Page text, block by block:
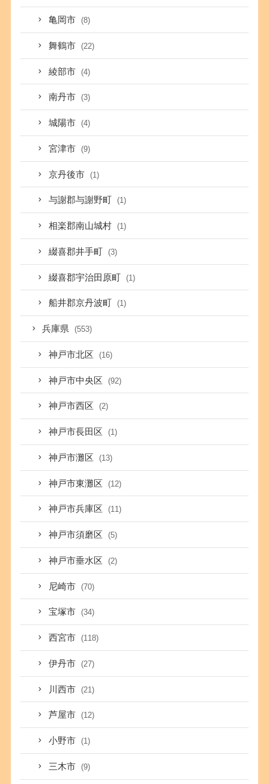
亀岡市 (8)
舞鶴市 (22)
綾部市 (4)
南丹市 (3)
城陽市 (4)
宮津市 (9)
京丹後市 (1)
与謝郡与謝野町 (1)
相楽郡南山城村 (1)
綴喜郡井手町 (3)
綴喜郡宇治田原町 (1)
船井郡京丹波町 (1)
兵庫県 (553)
神戸市北区 (16)
神戸市中央区 (92)
神戸市西区 (2)
神戸市長田区 (1)
神戸市灘区 (13)
神戸市東灘区 (12)
神戸市兵庫区 (11)
神戸市須磨区 (5)
神戸市垂水区 (2)
尼崎市 (70)
宝塚市 (34)
西宮市 (118)
伊丹市 (27)
川西市 (21)
芦屋市 (12)
小野市 (1)
三木市 (9)